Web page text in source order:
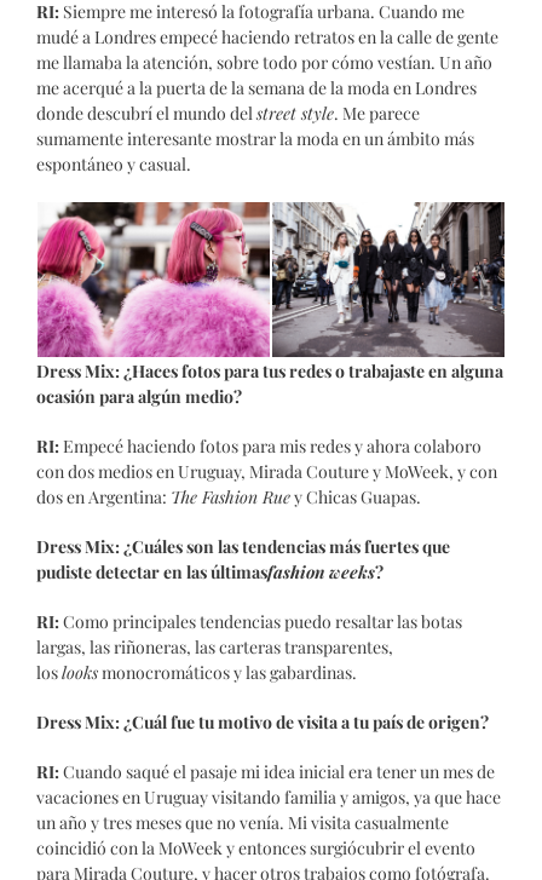
RI: Siempre me interesó la fotografía urbana. Cuando me
mudé a Londres empecé haciendo retratos en la calle de gente
me llamaba la atención, sobre todo por cómo vestían. Un año
me acerqué a la puerta de la semana de la moda en Londres
donde descubrí el mundo delstreet style. Me parece
sumamente interesante mostrar la moda en un ámbito más
espontáneo y casual.
Dress Mix: ¿Haces fotos para tus redes o trabajaste en alguna
ocasión para algún medio?
RI:Empecé haciendo fotos para mis redes y ahora colaboro
con dos medios en Uruguay, Mirada Couture y MoWeek, y con
dos en Argentina: The Fashion Ruey Chicas Guapas.
Dress Mix: ¿Cuáles son las tendencias más fuertes que
pudiste detectar en las últimasfashion weeks?
RI:Como principales tendencias puedo resaltar las botas
largas, las riñoneras, las carteras transparentes,
loslooksmonocromáticos y las gabardinas.
Dress Mix: ¿Cuál fue tu motivo de visita a tu país de origen?
RI:Cuando saqué el pasaje mi idea inicial era tener un mes de
vacaciones en Uruguay visitando familia y amigos, ya que hace
un año y tres meses que no venía. Mi visita casualmente
coincidió con la MoWeek y entonces surgiócubrir el evento
para Mirada Couture, y hacer otros trabajos como fotógrafa.